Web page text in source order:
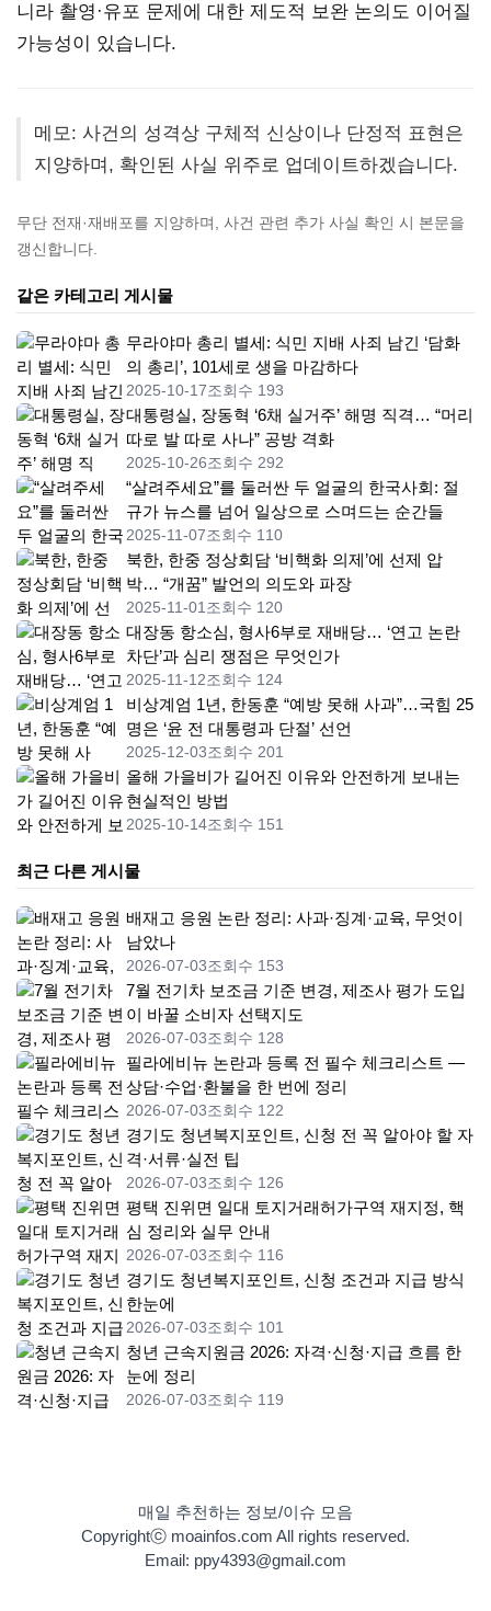
니라 촬영·유포 문제에 대한 제도적 보완 논의도 이어질
가능성이 있습니다.
메모: 사건의 성격상 구체적 신상이나 단정적 표현은
지양하며, 확인된 사실 위주로 업데이트하겠습니다.
무단 전재·재배포를 지양하며, 사건 관련 추가 사실 확인 시 본문을
갱신합니다.
같은 카테고리 게시물
무라야마 총리 별세: 식민 지배 사죄 남긴 ‘담화
의 총리’, 101세로 생을 마감하다
2025-10-17조회수 193
대통령실, 장동혁 ‘6채 실거주’ 해명 직격… “머리
따로 발 따로 사나” 공방 격화
2025-10-26조회수 292
“살려주세요”를 둘러싼 두 얼굴의 한국사회: 절
규가 뉴스를 넘어 일상으로 스며드는 순간들
2025-11-07조회수 110
북한, 한중 정상회담 ‘비핵화 의제’에 선제 압
박… “개꿈” 발언의 의도와 파장
2025-11-01조회수 120
대장동 항소심, 형사6부로 재배당… ‘연고 논란
차단’과 심리 쟁점은 무엇인가
2025-11-12조회수 124
비상계엄 1년, 한동훈 “예방 못해 사과”…국힘 25
명은 ‘윤 전 대통령과 단절’ 선언
2025-12-03조회수 201
올해 가을비가 길어진 이유와 안전하게 보내는
현실적인 방법
2025-10-14조회수 151
최근 다른 게시물
배재고 응원 논란 정리: 사과·징계·교육, 무엇이
남았나
2026-07-03조회수 153
7월 전기차 보조금 기준 변경, 제조사 평가 도입
이 바꿀 소비자 선택지도
2026-07-03조회수 128
필라에비뉴 논란과 등록 전 필수 체크리스트 —
상담·수업·환불을 한 번에 정리
2026-07-03조회수 122
경기도 청년복지포인트, 신청 전 꼭 알아야 할 자
격·서류·실전 팁
2026-07-03조회수 126
평택 진위면 일대 토지거래허가구역 재지정, 핵
심 정리와 실무 안내
2026-07-03조회수 116
경기도 청년복지포인트, 신청 조건과 지급 방식
한눈에
2026-07-03조회수 101
청년 근속지원금 2026: 자격·신청·지급 흐름 한
눈에 정리
2026-07-03조회수 119
매일 추천하는 정보/이슈 모음
Copyrightⓒ moainfos.com All rights reserved.
Email: ppy4393@gmail.com